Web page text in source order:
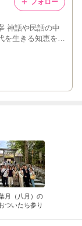
神話や民話の中
を生きる知恵を広
で協生農法（自
フォロー
月（八月）の
ついたち参り